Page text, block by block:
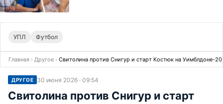
УПЛ Футбол
Главная › Другое › Свитолина против Снигур и старт Костюк на Уимблдоне-
ДРУГОЕ 30 июня 2026 · 09:54
Свитолина против Снигур и старт